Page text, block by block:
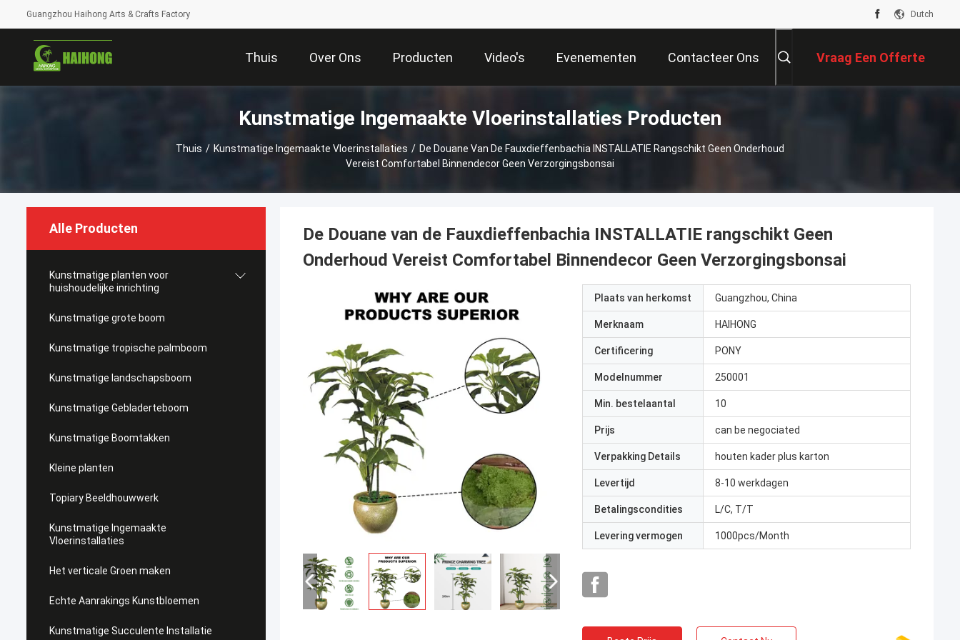
Guangzhou Haihong Arts & Crafts Factory Dutch
Thuis Over Ons Producten Video's Evenementen Contacteer Ons Vraag Een Offerte
Kunstmatige Ingemaakte Vloerinstallaties Producten
Thuis / Kunstmatige Ingemaakte Vloerinstallaties / De Douane Van De Fauxdieffenbachia INSTALLATIE Rangschikt Geen Onderhoud
Vereist Comfortabel Binnendecor Geen Verzorgingsbonsai
Alle Producten
Kunstmatige planten voor
huishoudelijke inrichting
Kunstmatige grote boom
Kunstmatige tropische palmboom
Kunstmatige landschapsboom
Kunstmatige Gebladerteboom
Kunstmatige Boomtakken
Kleine planten
Topiary Beeldhouwwerk
Kunstmatige Ingemaakte
Vloerinstallaties
Het verticale Groen maken
Echte Aanrakings Kunstbloemen
Kunstmatige Succulente Installatie
De Douane van de Fauxdieffenbachia INSTALLATIE rangschikt Geen
Onderhoud Vereist Comfortabel Binnendecor Geen Verzorgingsbonsai
Plaats van herkomst Guangzhou, China
Merknaam HAIHONG
Certificering PONY
Modelnummer 250001
Min. bestelaantal 10
Prijs can be negociated
Verpakking Details houten kader plus karton
Levertijd 8-10 werkdagen
Betalingscondities L/C, T/T
Levering vermogen 1000pcs/Month